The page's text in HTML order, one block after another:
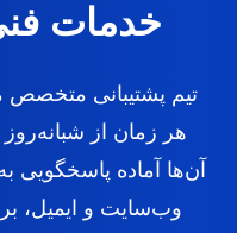
خدمات
تیم پشتیبانی
هر زمان از شبانه‌روز
آن‌ها آماده پاسخگویی
وب‌سایت و ایمیل،